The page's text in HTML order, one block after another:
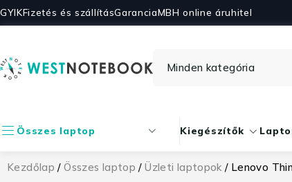
GYIKFizetés és szállításGaranciaMBH online áruhitel
Összes laptop Kiegészítők
Kezdőlap /Összes laptop /Üzleti laptopok / Lenovo